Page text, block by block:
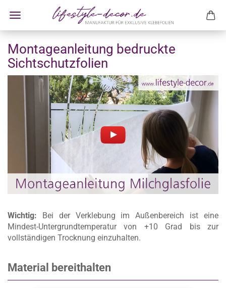
Montageanleitung bedruckte
Sichtschutzfolien
Wichtig: Bei der Verklebung im Außenbereich ist eine
Mindest-Untergrundtemperatur von +10 Grad bis zur
vollständigen Trocknung einzuhalten.
Material bereithalten